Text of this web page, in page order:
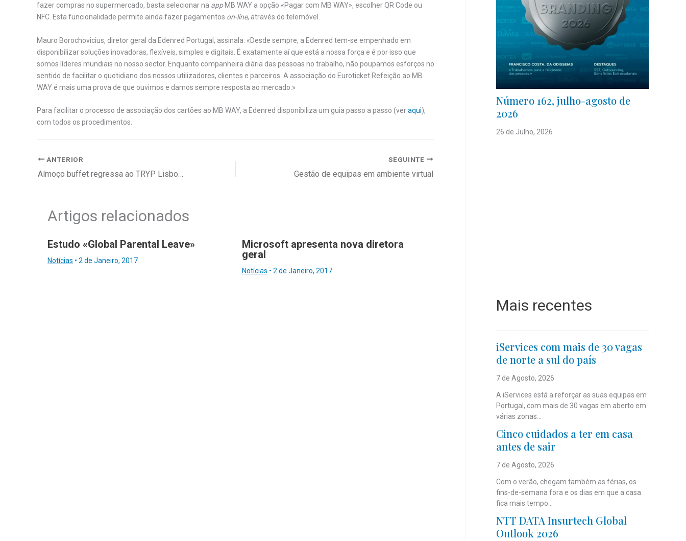
fazer compras no supermercado, basta selecionar na appMB WAY a opção «Pagar com MB WAY», escolher QR Code ou
NFC. Esta funcionalidade permite ainda fazer pagamentos on-line, através do telemóvel.
Mauro Borochovicius, diretor geral da Edenred Portugal, assinala: «Desde sempre, a Edenred tem-se empenhado em
disponibilizar soluções inovadoras, flexíveis, simples e digitais. É exatamente aí que está a nossa força e é por isso que
somos líderes mundiais no nosso sector. Enquanto companheira diária das pessoas no trabalho, não poupamos esforços no
sentido de facilitar o quotidiano dos nossos utilizadores, clientes e parceiros. A associação do Euroticket Refeição ao MB
WAY é mais uma prova de que ouvimos e damos sempre resposta ao mercado.»
Para facilitar o processo de associação dos cartões ao MB WAY, a Edenred disponibiliza um guia passo a passo (veraqui),
com todos os procedimentos.
ANTERIOR SEGUINTE
Gestão de equipas em ambiente virtual
Artigos relacionados
Estudo «Global Parental Leave»
Notícias • 2 de Janeiro, 2017
Microsoft apresenta nova diretora
geral
Notícias • 2 de Janeiro, 2017
Número 162, julho-agosto de
2026
26 de Julho, 2026
Mais recentes
iServices com mais de 30 vagas
de norte a sul do país
7 de Agosto, 2026
A iServices está a reforçar as suas equipas em
Portugal, com mais de 30 vagas em aberto em
várias zonas...
Cinco cuidados a ter em casa
antes de sair
7 de Agosto, 2026
Com o verão, chegam também as férias, os
fins-de-semana fora e os dias em que a casa
fica mais tempo...
NTT DATA Insurtech Global
Outlook 2026